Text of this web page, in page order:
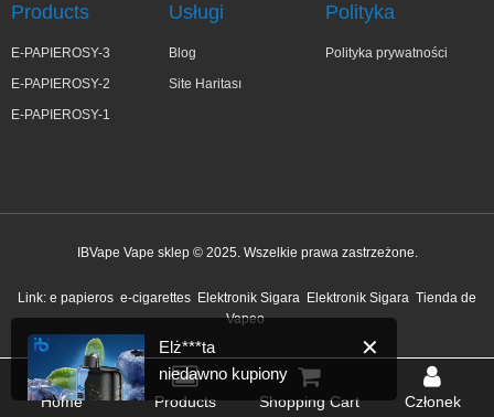
Products
E-PAPIEROSY-3
E-PAPIEROSY-2
E-PAPIEROSY-1
Usługi
Blog
Site Haritası
Polityka
Polityka prywatności
IBVape Vape sklep © 2025. Wszelkie prawa zastrzeżone.
Link: e papieros e-cigarettes Elektronik Sigara Elektronik Sigara Tienda de
Vapeo
Home Products Shopping Cart Członek
niedawno kupiony
5 minut temu